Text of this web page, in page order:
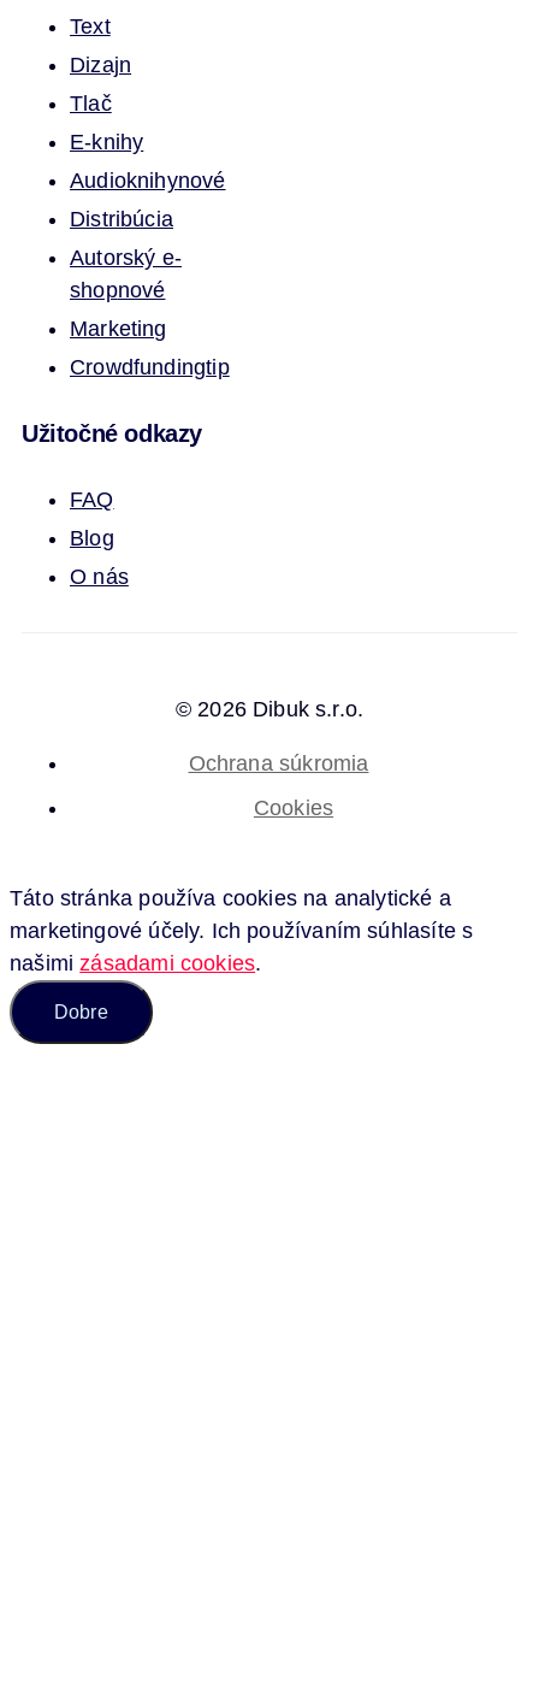
Text
Dizajn
Tlač
E-knihy
Audioknihynové
Distribúcia
Autorský e-
shopnové
Marketing
Crowdfundingtip
Užitočné odkazy
FAQ
Blog
O nás
© 2026 Dibuk s.r.o.
Ochrana súkromia
Cookies
Táto stránka používa cookies na analytické a
marketingové účely. Ich používaním súhlasíte s
našimizásadami cookies.
Dobre